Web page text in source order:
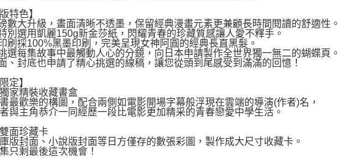
特色】
數大升級，畫面清晰不透墨，保留經典漫畫元素更兼顧長時間閱讀的舒適性。
別選用凱麗150g新金莎紙，閃耀青春的珍藏質感讓人愛不釋手。
刷採100%黑墨印刷，完美呈現女神阿圓的經典長直黑髮。
選每集故事中最觸動人心的分鏡，向日本申請製作全世界獨一無二的蝴蝶頁。
、封底也申請了精心挑選的線稿，讓您從頭到尾感受到滿滿的回憶！
定】
家精裝收藏書盒
最歡樂的構圖，配合兩側如電影開場字幕般浮現在雲端的導演(作者)名，
與主角恭介一同經歷一段比電影更加精采的青春戀愛中學生活。
面珍藏卡
版封面、小說版封面等日方僅存的數張彩圖，製作成大尺寸收藏卡。
只剩最後這次機會！